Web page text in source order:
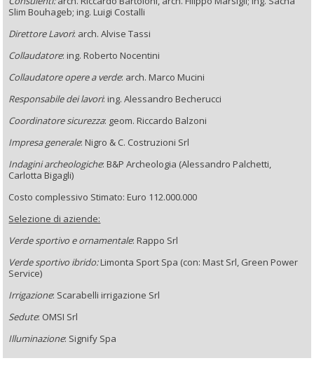
Slim Bouhageb; ing. Luigi Costalli
Direttore Lavori: arch. Alvise Tassi
Collaudatore: ing. Roberto Nocentini
Collaudatore opere a verde: arch. Marco Mucini
Responsabile dei lavori: ing. Alessandro Becherucci
Coordinatore sicurezza: geom. Riccardo Balzoni
Impresa generale: Nigro & C. Costruzioni Srl
Indagini archeologiche: B&P Archeologia (Alessandro Palchetti,
Carlotta Bigagli)
Costo complessivo Stimato: Euro 112.000.000
Selezione di aziende:
Verde sportivo e ornamentale: Rappo Srl
Verde sportivo ibrido:Limonta Sport Spa (con: Mast Srl, Green Power
Service)
Irrigazione: Scarabelli irrigazione Srl
Sedute: OMSI Srl
Illuminazione: Signify Spa